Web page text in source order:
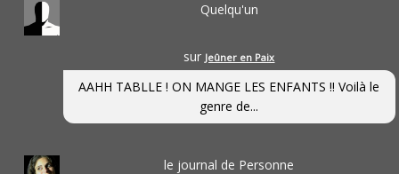
Quelqu'un
sur Jeûner en Paix
AAHH TABLLE ! ON MANGE LES ENFANTS !! Voilà le
genre de...
le journal de Personne